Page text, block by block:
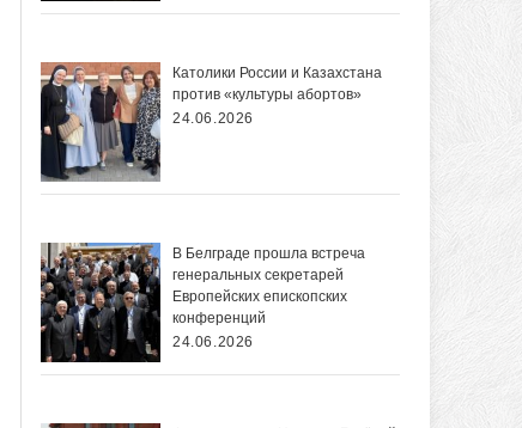
Католики России и Казахстана
против «культуры абортов»
24.06.2026
В Белграде прошла встреча
генеральных секретарей
Европейских епископских
конференций
24.06.2026